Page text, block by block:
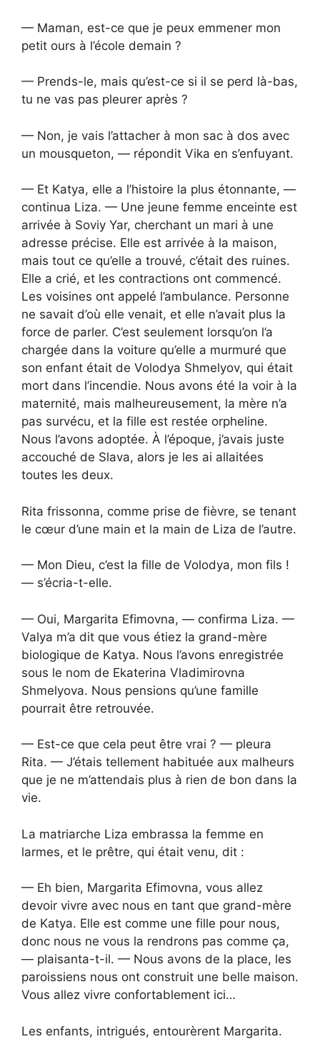
— Maman, est-ce que je peux emmener mon
petit ours à l’école demain ?
— Prends-le, mais qu’est-ce si il se perd là-bas,
tu ne vas pas pleurer après ?
— Non, je vais l’attacher à mon sac à dos avec
un mousqueton, — répondit Vika en s’enfuyant.
— Et Katya, elle a l’histoire la plus étonnante, —
continua Liza. — Une jeune femme enceinte est
arrivée à Soviy Yar, cherchant un mari à une
adresse précise. Elle est arrivée à la maison,
mais tout ce qu’elle a trouvé, c’était des ruines.
Elle a crié, et les contractions ont commencé.
Les voisines ont appelé l’ambulance. Personne
ne savait d’où elle venait, et elle n’avait plus la
force de parler. C’est seulement lorsqu’on l’a
chargée dans la voiture qu’elle a murmuré que
son enfant était de Volodya Shmelyov, qui était
mort dans l’incendie. Nous avons été la voir à la
maternité, mais malheureusement, la mère n’a
pas survécu, et la fille est restée orpheline.
Nous l’avons adoptée. À l’époque, j’avais juste
accouché de Slava, alors je les ai allaitées
toutes les deux.
Rita frissonna, comme prise de fièvre, se tenant
le cœur d’une main et la main de Liza de l’autre.
— Mon Dieu, c’est la fille de Volodya, mon fils !
— s’écria-t-elle.
— Oui, Margarita Efimovna, — confirma Liza. —
Valya m’a dit que vous étiez la grand-mère
biologique de Katya. Nous l’avons enregistrée
sous le nom de Ekaterina Vladimirovna
Shmelyova. Nous pensions qu’une famille
pourrait être retrouvée.
— Est-ce que cela peut être vrai ? — pleura
Rita. — J’étais tellement habituée aux malheurs
que je ne m’attendais plus à rien de bon dans la
vie.
La matriarche Liza embrassa la femme en
larmes, et le prêtre, qui était venu, dit :
— Eh bien, Margarita Efimovna, vous allez
devoir vivre avec nous en tant que grand-mère
de Katya. Elle est comme une fille pour nous,
donc nous ne vous la rendrons pas comme ça,
— plaisanta-t-il. — Nous avons de la place, les
paroissiens nous ont construit une belle maison.
Vous allez vivre confortablement ici…
Les enfants, intrigués, entourèrent Margarita.